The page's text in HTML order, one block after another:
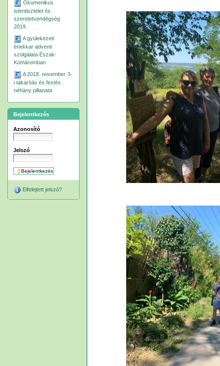
Ökumenikus
istentisztelet és
szeretetvendégség
2019.
A gyülekezeti
énekkar adventi
szolgálata Észak-
Komáromban
A 2018. november 3-
i takarítás és festés
néhány pillanata
Bejelentkezés
Azonosító
Jelszó
Elfelejtett jelszó?